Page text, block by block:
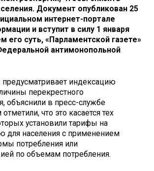
Документ опубликован 25
интернет-портале
и вступит в силу 1 января
его суть, «Парламентской газете»
антимонопольной
предусматривает индексацию
перекрестного
объяснили в пресс-службе
что это касается тех
установили тарифы на
для населения с применением
потребления или
по объемам потребления.